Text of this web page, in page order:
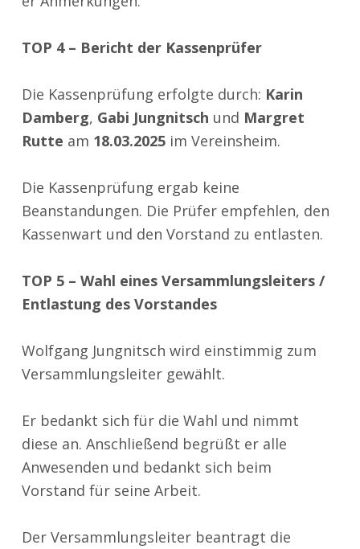
TOP 4 – Bericht der Kassenprüfer
Die Kassenprüfung erfolgte durch: Karin
Damberg, Gabi Jungnitsch und Margret
Rutte am 18.03.2025 im Vereinsheim.
Die Kassenprüfung ergab keine
Beanstandungen. Die Prüfer empfehlen, den
Kassenwart und den Vorstand zu entlasten.
TOP 5 – Wahl eines Versammlungsleiters /
Entlastung des Vorstandes
Wolfgang Jungnitsch wird einstimmig zum
Versammlungsleiter gewählt.
Er bedankt sich für die Wahl und nimmt
diese an. Anschließend begrüßt er alle
Anwesenden und bedankt sich beim
Vorstand für seine Arbeit.
Der Versammlungsleiter beantragt die